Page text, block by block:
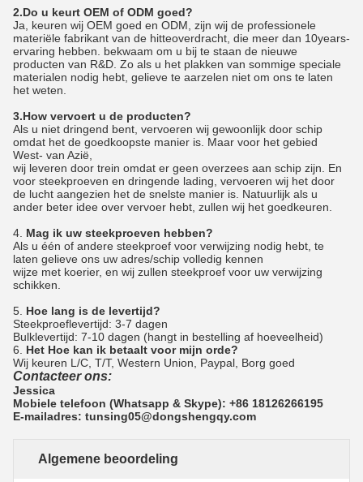
2.Do u keurt OEM of ODM goed?
Ja, keuren wij OEM goed en ODM, zijn wij de professionele
materiële fabrikant van de hitteoverdracht, die meer dan 10years-
ervaring hebben. bekwaam om u bij te staan de nieuwe
producten van R&D. Zo als u het plakken van sommige speciale
materialen nodig hebt, gelieve te aarzelen niet om ons te laten
het weten.
3.How vervoert u de producten?
Als u niet dringend bent, vervoeren wij gewoonlijk door schip
omdat het de goedkoopste manier is. Maar voor het gebied
West- van Azië,
wij leveren door trein omdat er geen overzees aan schip zijn. En
voor steekproeven en dringende lading, vervoeren wij het door
de lucht aangezien het de snelste manier is. Natuurlijk als u
ander beter idee over vervoer hebt, zullen wij het goedkeuren.
4. Mag ik uw steekproeven hebben?
Als u één of andere steekproef voor verwijzing nodig hebt, te
laten gelieve ons uw adres/schip volledig kennen
wijze met koerier, en wij zullen steekproef voor uw verwijzing
schikken.
5. Hoe lang is de levertijd?
Steekproeflevertijd: 3-7 dagen
Bulklevertijd: 7-10 dagen (hangt in bestelling af hoeveelheid)
6. Het Hoe kan ik betaalt voor mijn orde?
Wij keuren L/C, T/T, Western Union, Paypal, Borg goed
Contacteer ons:
Jessica
Mobiele telefoon (Whatsapp & Skype): +86 18126266195
E-mailadres: tunsing05@dongshengqy.com
Algemene beoordeling